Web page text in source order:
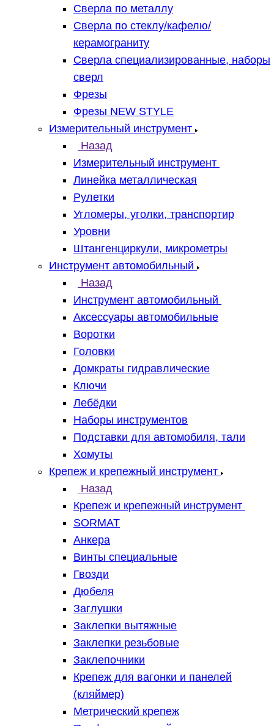
Сверла по металлу
Сверла по стеклу/кафелю/
керамограниту
Сверла специализированные, наборы
сверл
Фрезы
Фрезы NEW STYLE
Измерительный инструмент
Назад
Измерительный инструмент
Линейка металлическая
Рулетки
Угломеры, уголки, транспортир
Уровни
Штангенциркули, микрометры
Инструмент автомобильный
Назад
Инструмент автомобильный
Аксессуары автомобильные
Воротки
Головки
Домкраты гидравлические
Ключи
Лебёдки
Наборы инструментов
Подставки для автомобиля, тали
Хомуты
Крепеж и крепежный инструмент
Назад
Крепеж и крепежный инструмент
SORMAT
Анкера
Винты специальные
Гвозди
Дюбеля
Заглушки
Заклепки вытяжные
Заклепки резьбовые
Заклепочники
Крепеж для вагонки и панелей
(кляймер)
Метрический крепеж